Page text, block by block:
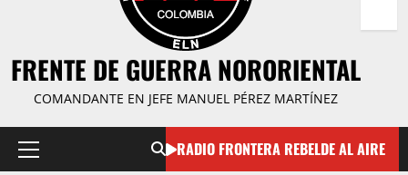
FRENTE DE GUERRA NORORIENTAL
COMANDANTE EN JEFE MANUEL PÉREZ MARTÍNEZ
Menú
RADIO FRONTERA REBELDE AL AIRE